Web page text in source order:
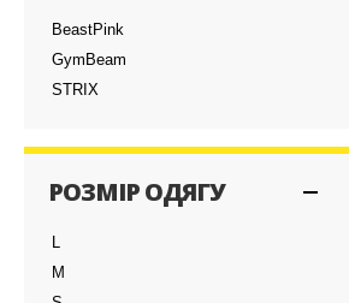
BeastPink
GymBeam
STRIX
РОЗМІР ОДЯГУ
L
M